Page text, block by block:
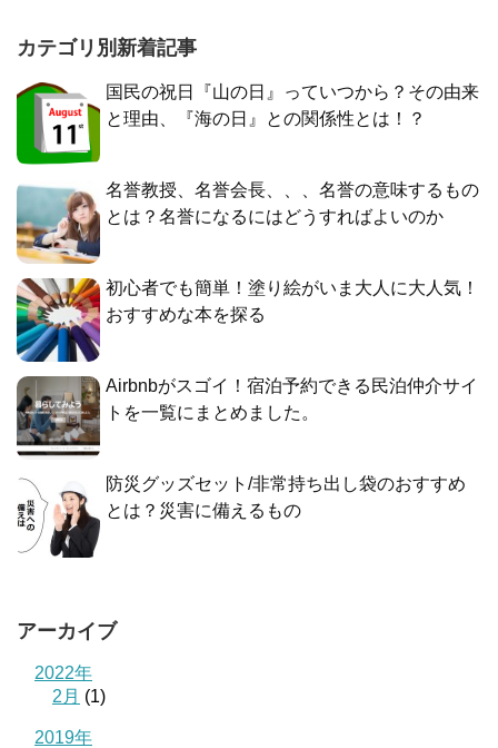
カテゴリ別新着記事
国民の祝日『山の日』っていつから？その由来
と理由、『海の日』との関係性とは！？
名誉教授、名誉会長、、、名誉の意味するもの
とは？名誉になるにはどうすればよいのか
初心者でも簡単！塗り絵がいま大人に大人気！
おすすめな本を探る
Airbnbがスゴイ！宿泊予約できる民泊仲介サイ
トを一覧にまとめました。
防災グッズセット/非常持ち出し袋のおすすめ
とは？災害に備えるもの
アーカイブ
2022年
2月 (1)
2019年